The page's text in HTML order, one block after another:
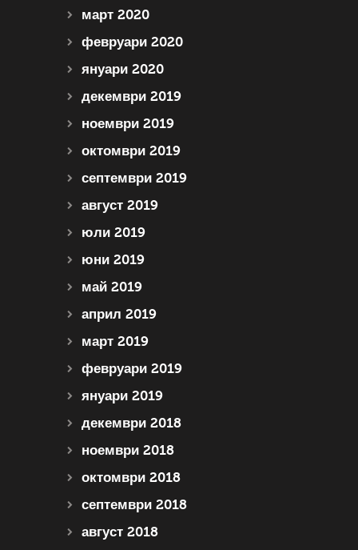
март 2020
февруари 2020
януари 2020
декември 2019
ноември 2019
октомври 2019
септември 2019
август 2019
юли 2019
юни 2019
май 2019
април 2019
март 2019
февруари 2019
януари 2019
декември 2018
ноември 2018
октомври 2018
септември 2018
август 2018